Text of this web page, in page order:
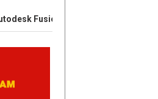
Fusion 360 | Mới Nhất Và Bài Bản